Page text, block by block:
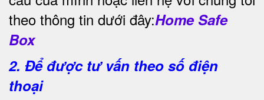
theo thông tin dưới đây:Home Safe
Box
2. Để được tư vấn theo số điện
thoại